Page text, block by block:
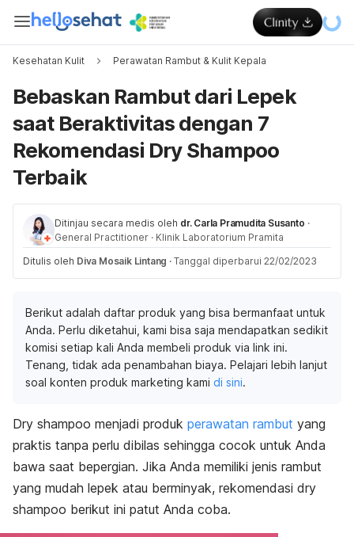
Kesehatan Kulit Perawatan Rambut & Kulit Kepala
Bebaskan Rambut dari Lepek
saat Beraktivitas dengan 7
Rekomendasi Dry Shampoo
Terbaik
Ditinjau secara medis oleh dr. Carla Pramudita Susanto ·
General Practitioner · Klinik Laboratorium Pramita
Ditulis oleh Diva Mosaik Lintang · Tanggal diperbarui 22/02/2023
Berikut adalah daftar produk yang bisa bermanfaat untuk
Anda. Perlu diketahui, kami bisa saja mendapatkan sedikit
komisi setiap kali Anda membeli produk via link ini.
Tenang, tidak ada penambahan biaya. Pelajari lebih lanjut
soal konten produk marketing kami di sini.
Dry shampoo menjadi produk perawatan rambut yang
praktis tanpa perlu dibilas sehingga cocok untuk Anda
bawa saat bepergian. Jika Anda memiliki jenis rambut
yang mudah lepek atau berminyak, rekomendasi dry
shampoo berikut ini patut Anda coba.